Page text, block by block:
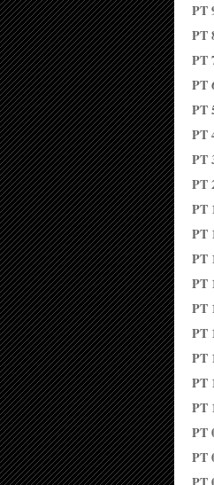
PT
PT
PT
PT
PT
PT
PT
PT
PT
PT
PT
PT
PT
PT
PT
PT
PT
PT
PT